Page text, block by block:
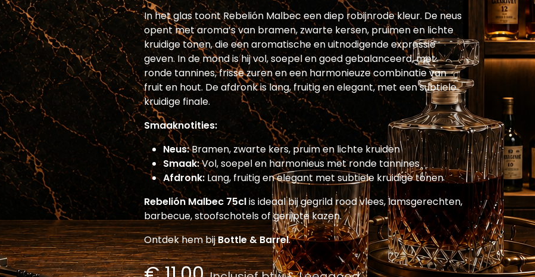
In het glas toont Rebelión Malbec een diep robijnrode kleur. De neus
opent met aroma’s van bramen, zwarte kersen, pruimen en lichte
kruidige tonen, die een aromatische en uitnodigende expressie
geven. In de mond is hij vol, soepel en goed gebalanceerd, met
ronde tannines, frisse zuren en een harmonieuze combinatie van
fruit en hout. De afdronk is lang, fruitig en elegant, met een subtiele
kruidige finale.
Smaaknotities:
Neus:Bramen, zwarte kers, pruim en lichte kruiden
Smaak:Vol, soepel en harmonieus met ronde tannines
Afdronk: Lang, fruitig en elegant met subtiele kruidige tonen
Rebelión Malbec 75clis ideaal bij gegrild rood vlees, lamsgerechten,
barbecue, stoofschotels of gerijpte kazen.
Ontdek hem bijBottle & Barrel.